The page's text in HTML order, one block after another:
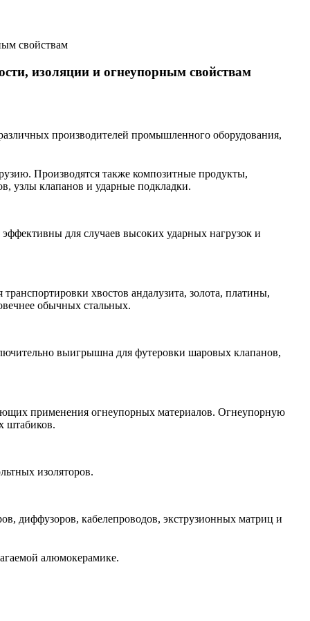
свойствам
изоляции и огнеупорным свойствам
производителей промышленного оборудования,
Производятся также композитные продукты,
узлы клапанов и ударные подкладки.
для случаев высоких ударных нагрузок и
хвостов андалузита, золота, платины,
обычных стальных.
выигрышна для футеровки шаровых клапанов,
применения огнеупорных материалов. Огнеупорную
штабиков.
изоляторов.
диффузоров, кабелепроводов, экструзионных матриц и
алюмокерамике.